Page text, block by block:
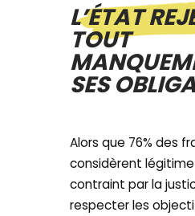
L’ÉTAT
TOUT
SES
Alors que 76% des
considèrent légitime
contraint par la
respecter les